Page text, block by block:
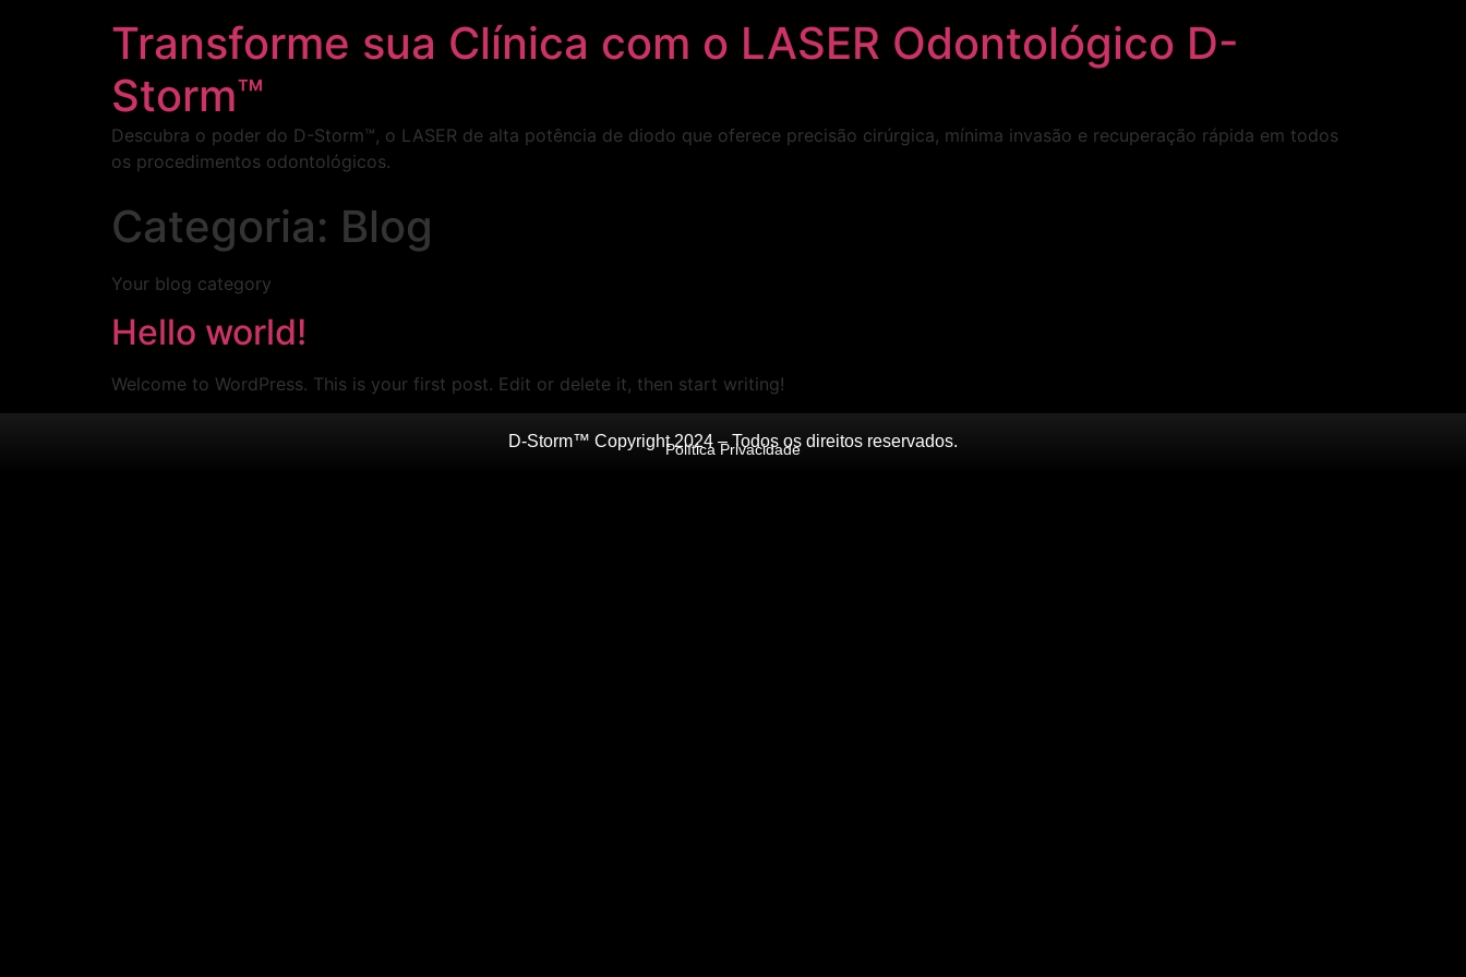
Transforme sua Clínica com o LASER Odontológico D-
Storm™
Descubra o poder do D-Storm™, o LASER de alta potência de diodo que oferece precisão cirúrgica, mínima invasão e recuperação rápida em todos
os procedimentos odontológicos.
Categoria: Blog
Your blog category
Hello world!
Welcome to WordPress. This is your first post. Edit or delete it, then start writing!
D-Storm™️ Copyright 2024 – Todos os direitos reservados.
Política Privacidade